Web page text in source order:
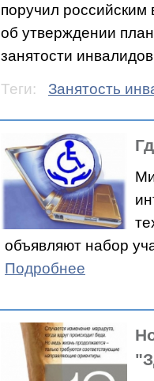
поручил российским
об утверждении
занятости
Теги:
Занятость
объявляют набор
Подробнее